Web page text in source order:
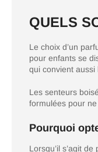
QUELS
Le choix d’un
pour enfants se
qui convient
Les senteurs
formulées pour
Pourquoi
Lorsqu’il s’agit